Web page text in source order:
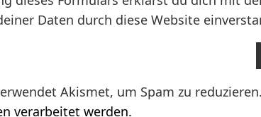
Daten durch diese Website
Akismet, um Spam zu reduzieren.
verarbeitet werden.